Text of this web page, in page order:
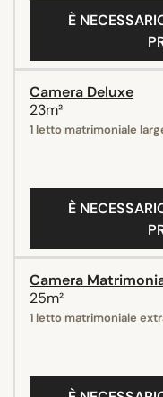
È
Camera Deluxe
23m²
1 letto matrimoniale
È
Camera
25m²
1 letto matrimoniale